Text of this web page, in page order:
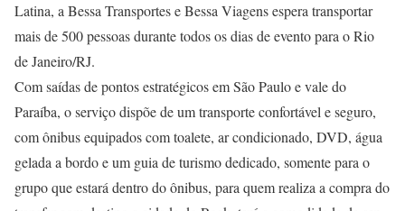
Latina, a Bessa Transportes e Bessa Viagens espera transportar
mais de 500 pessoas durante todos os dias de evento para o Rio
de Janeiro/RJ.
Com saídas de pontos estratégicos em São Paulo e vale do
Paraíba, o serviço dispõe de um transporte confortável e seguro,
com ônibus equipados com toalete, ar condicionado, DVD, água
gelada a bordo e um guia de turismo dedicado, somente para o
grupo que estará dentro do ônibus, para quem realiza a compra do